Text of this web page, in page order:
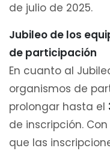
de julio de 2025.
Jubileo de los
de participación
En cuanto al
organismos de
prolongar hasta el
de inscripción.
que las